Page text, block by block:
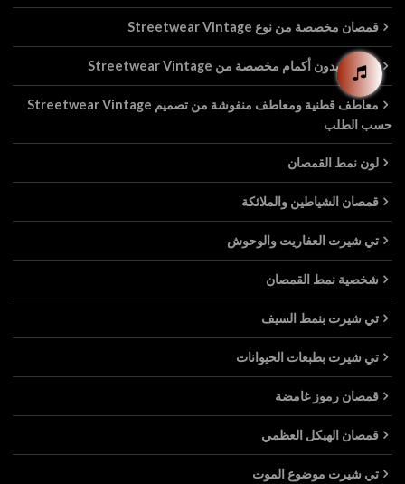
قمصان مخصصة من نوع Streetwear Vintage
قمصان بدون أكمام مخصصة من Streetwear Vintage
معاطف قطنية ومعاطف منفوشة من تصميم Streetwear Vintage
حسب الطلب
لون نمط القمصان
قمصان الشياطين والملائكة
تي شيرت العفاريت والوحوش
شخصية نمط القمصان
تي شيرت بنمط السيف
تي شيرت بطبعات الحيوانات
قمصان رموز غامضة
قمصان الهيكل العظمي
تي شيرت موضوع الموت